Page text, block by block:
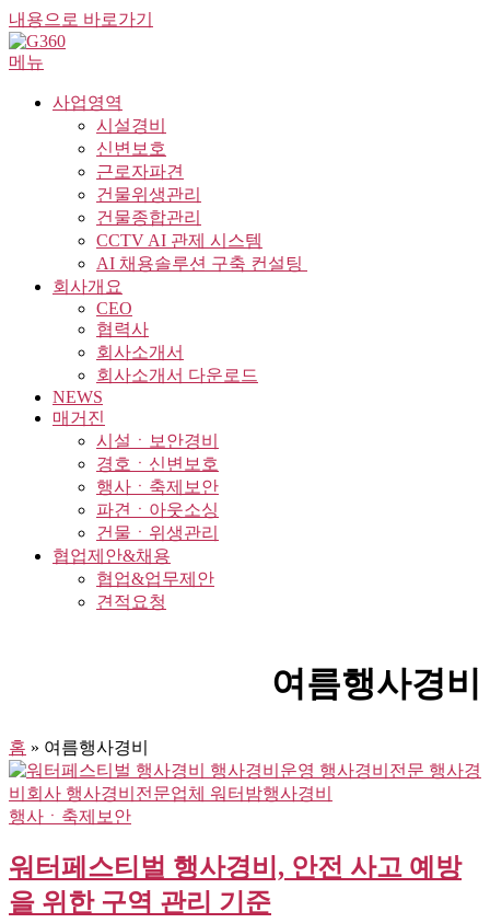
내용으로 바로가기
메뉴
사업영역
시설경비
신변보호
근로자파견
건물위생관리
건물종합관리
CCTV AI 관제 시스템
AI 채용솔루션 구축 컨설팅 ​
회사개요
CEO
협력사
회사소개서
회사소개서 다운로드
NEWS
매거진
시설ㆍ보안경비
경호ㆍ신변보호
행사ㆍ축제보안
파견ㆍ아웃소싱
건물ㆍ위생관리
협업제안&채용
협업&업무제안
견적요청
여름행사경비
홈 » 여름행사경비
행사ㆍ축제보안
워터페스티벌 행사경비, 안전 사고 예방
을 위한 구역 관리 기준